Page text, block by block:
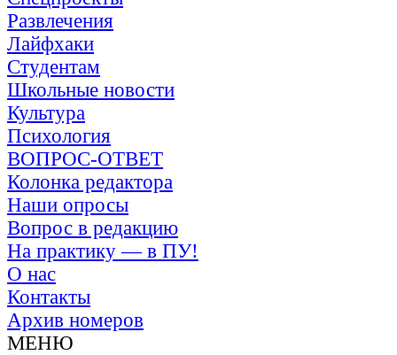
Развлечения
Лайфхаки
Студентам
Школьные новости
Культура
Психология
ВОПРОС-ОТВЕТ
Колонка редактора
Наши опросы
Вопрос в редакцию
На практику — в ПУ!
О нас
Контакты
Архив номеров
МЕНЮ